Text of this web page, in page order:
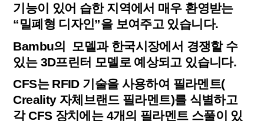
기능이 있어 습한 지역에서 매우 환영받는
“밀폐형 디자인”을 보여주고 있습니다.
Bambu의 모델과 한국시장에서 경쟁할 수
있는 3D프린터 모델로 예상되고 있습니다.
CFS는 RFID 기술을 사용하여 필라멘트(
Creality 자체브랜드 필라멘트)를 식별하고
각 CFS 장치에는 4개의 필라멘트 스풀이 있